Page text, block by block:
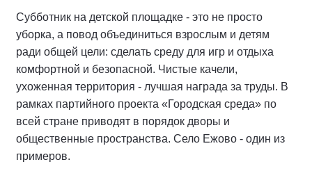
Субботник на детской площадке - это не просто
уборка, а повод объединиться взрослым и детям
ради общей цели: сделать среду для игр и отдыха
комфортной и безопасной. Чистые качели,
ухоженная территория - лучшая награда за труды. В
рамках партийного проекта «Городская среда» по
всей стране приводят в порядок дворы и
общественные пространства. Село Ежово - один из
примеров.